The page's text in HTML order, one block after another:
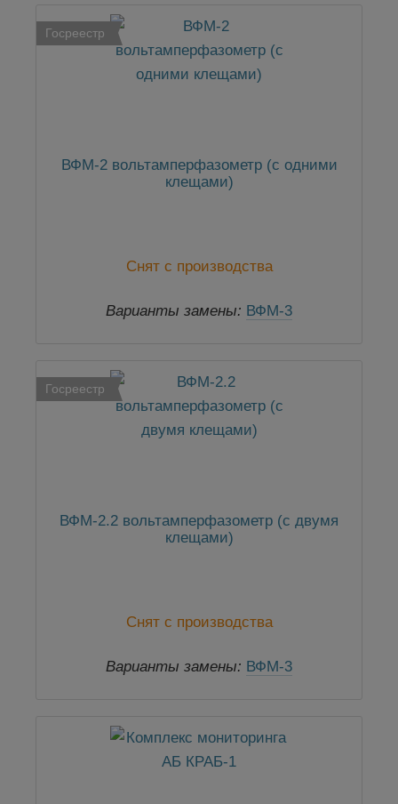
Госреестр
ВФМ-2 вольтамперфазометр (с одними
клещами)
Снят с производства
Варианты замены: ВФМ-3
Госреестр
ВФМ-2.2 вольтамперфазометр (с двумя
клещами)
Снят с производства
Варианты замены: ВФМ-3